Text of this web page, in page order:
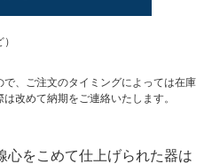
、ご注文のタイミングによっては在庫
改めて納期をご連絡いたします。
心をこめて仕上げられた器は